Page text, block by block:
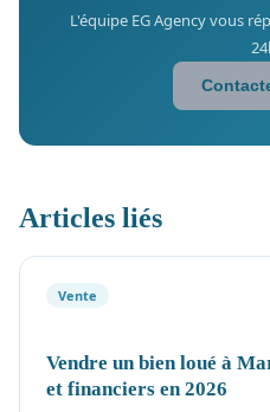
L'équipe EG Agency vous
Articles liés
Vente
Vendre un bien loué à
et financiers en 2026